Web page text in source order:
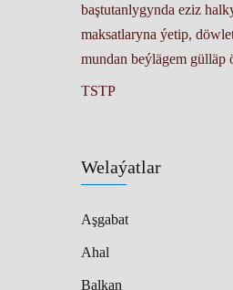
Welaýatlar
Aşgabat
Ahal
Balkan
baştutanlygynda eziz
maksatlaryna ýetip,
mundan beýlägem gülläp
TSTP